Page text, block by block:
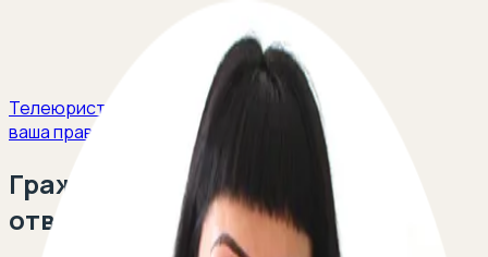
Телеюрист
ваша правовая защита
Гражданско правовая
ответственность